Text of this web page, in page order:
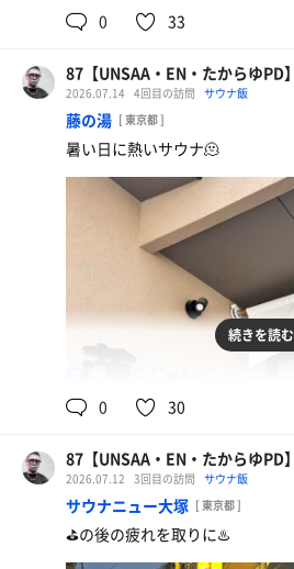
ビュッフェで盛った🍛
ウォーターサーバー
0 33
87【UNSAA・EN・たからゆPD】
2026.07.14 4回目の訪問 サウナ飯
藤の湯 [ 東京都 ]
暑い日に熱いサウナ🫠
続きを読む
0 30
87【UNSAA・EN・たからゆPD】
2026.07.12 3回目の訪問 サウナ飯
サウナニュー大塚 [ 東京都 ]
⛳️の後の疲れを取りに♨️